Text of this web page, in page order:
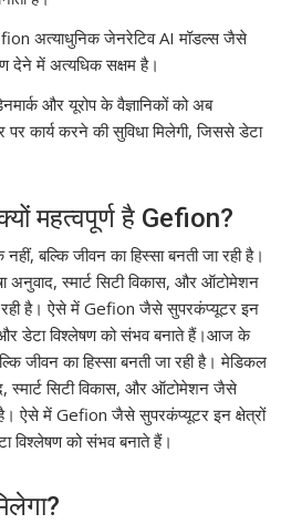
अत्याधुनिक जेनरेटिव AI मॉडल्स जैसे
देने में अत्यधिक सक्षम है।
और यूरोप के वैज्ञानिकों को अब
कार्य करने की सुविधा मिलेगी, जिससे डेटा
महत्वपूर्ण है Gefion?
बल्कि जीवन का हिस्सा बनती जा रही है।
अनुवाद, स्मार्ट सिटी विकास, और ऑटोमेशन
रही है। ऐसे में Gefion जैसे सुपरकंप्यूटर इन
और डेटा विश्लेषण को संभव बनाते हैं।आज के
जीवन का हिस्सा बनती जा रही है। मेडिकल
स्मार्ट सिटी विकास, और ऑटोमेशन जैसे
है। ऐसे में Gefion जैसे सुपरकंप्यूटर इन क्षेत्रों
विश्लेषण को संभव बनाते हैं।